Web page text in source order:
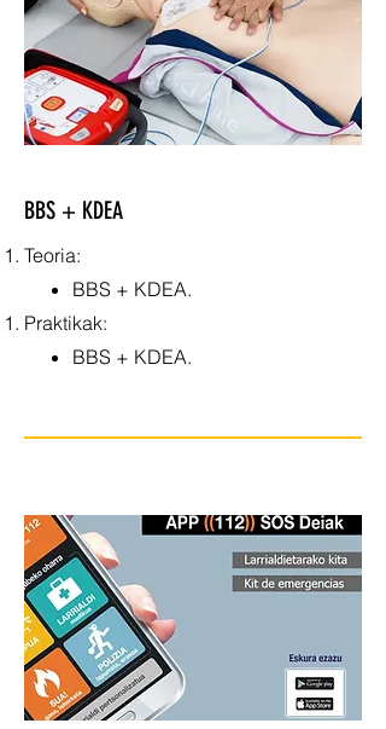
BBS + KDEA
Teoria:
BBS + KDEA.
Praktikak:
BBS + KDEA.